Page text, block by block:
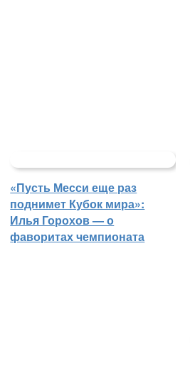
«Пусть Месси еще раз
поднимет Кубок мира»:
Илья Горохов — о
фаворитах чемпионата